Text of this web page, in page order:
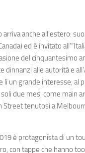
anche all’estero:
ed è invitato
del cinquantesimo
dinnanzi alle autorità e
lì un grande interesse, al
due mesi come main
Street tenutosi a
è protagonista di un
con tappe che hanno